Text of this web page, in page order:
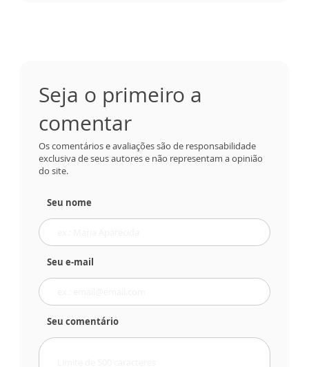
Seja o primeiro a
comentar
Os comentários e avaliações são de responsabilidade
exclusiva de seus autores e não representam a opinião
do site.
Seu nome
Seu e-mail
Seu comentário